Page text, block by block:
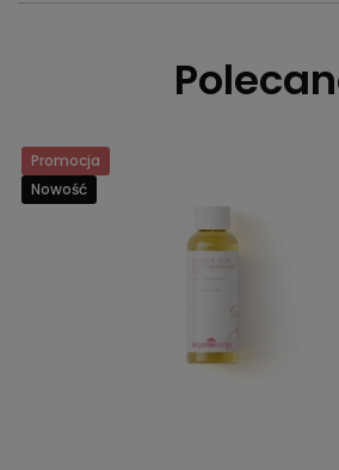
Promocja
Nowość